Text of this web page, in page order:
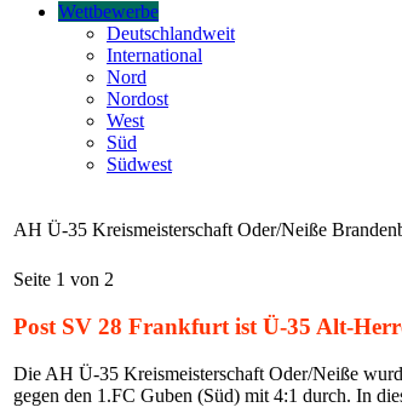
Wettbewerbe
Deutschlandweit
International
Nord
Nordost
West
Süd
Südwest
AH Ü-35 Kreismeisterschaft Oder/Neiße
Seite 1 von 2
Post SV 28 Frankfurt ist Ü-35 Alt-
Die AH Ü-35 Kreismeisterschaft Oder/Neiße
gegen den 1.FC Guben (Süd) mit 4:1 durch. In